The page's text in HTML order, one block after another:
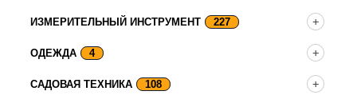
ИЗМЕРИТЕЛЬНЫЙ ИНСТРУМЕНТ 227
ОДЕЖДА 4
САДОВАЯ ТЕХНИКА 108